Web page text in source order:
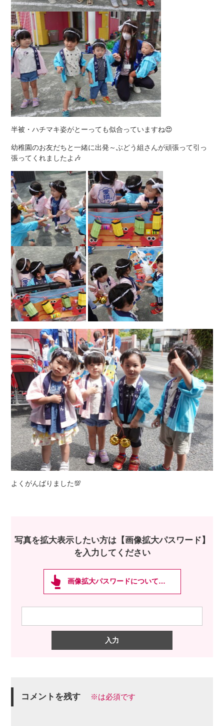
半被・ハチマキ姿がとーっても似合っていますね😍
幼稚園のお友だちと一緒に出発～ぶどう組さんが頑張って引っ
張ってくれましたよ🎶
よくがんばりました💯
写真を拡大表示したい方は【画像拡大パスワード】
を入力してください
画像拡大パスワードについて…
コメントを残す ※は必須です